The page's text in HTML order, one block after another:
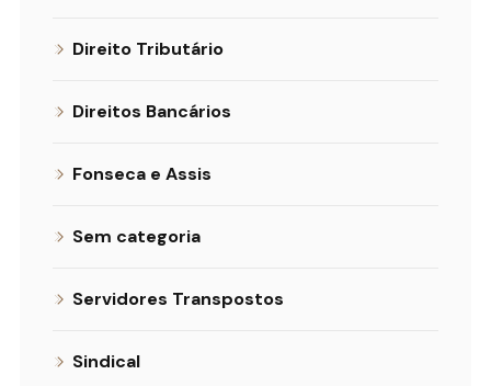
Direito Tributário
Direitos Bancários
Fonseca e Assis
Sem categoria
Servidores Transpostos
Sindical